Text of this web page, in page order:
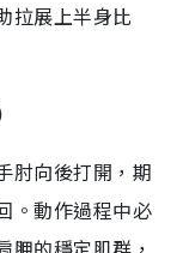
拉展上半身比
肘向後打開，期
。動作過程中必